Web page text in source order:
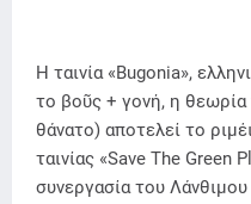
Η ταινία «Bugonia»,
το βοῦς + γονή, η θεωρία
θάνατο) αποτελεί το
ταινίας «Save The Green
συνεργασία του